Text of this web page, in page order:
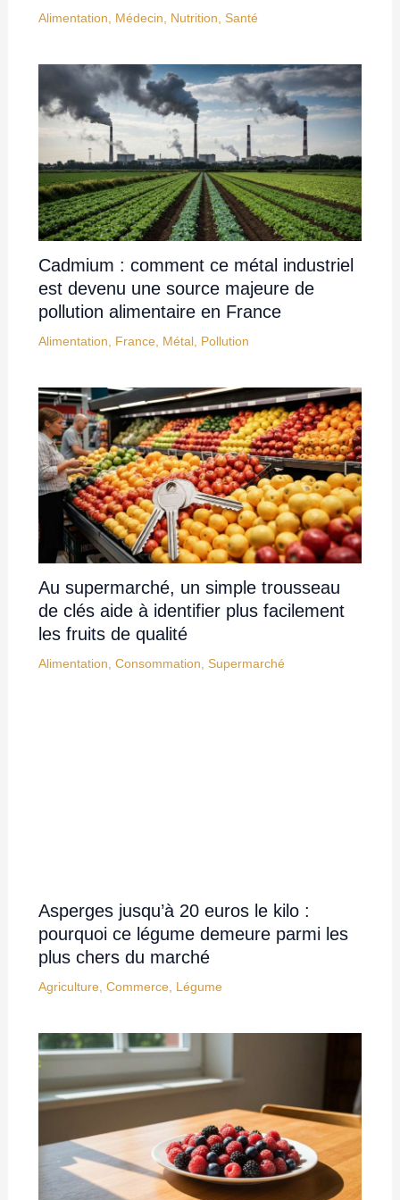
Alimentation Médecin Nutrition Santé
Cadmium : comment ce métal industriel
est devenu une source majeure de
pollution alimentaire en France
Alimentation France Métal, Pollution
Au supermarché, un simple trousseau
de clés aide à identifier plus facilement
les fruits de qualité
Alimentation, Consommation, Supermarché
Asperges jusqu’à 20 euros le kilo :
pourquoi ce légume demeure parmi les
plus chers du marché
Agriculture Commerce Légume